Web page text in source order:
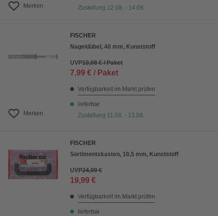
Merken
Zustellung 12.08. - 14.08.
Merken
FISCHER
Nageldübel, 40 mm, Kunststoff
UVP10,08 € / Paket
7,99 € / Paket
Verfügbarkeit im Markt prüfen
lieferbar
Zustellung 11.08. - 13.08.
FISCHER
Sortimentskasten, 10,5 mm, Kunststoff
UVP24,99 €
19,99 €
Verfügbarkeit im Markt prüfen
lieferbar